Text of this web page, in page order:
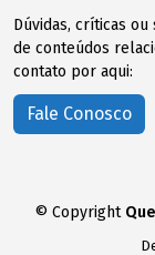
Dúvidas, críticas
de conteúdos
contato por aqui:
Fale Conosco
© Copyright